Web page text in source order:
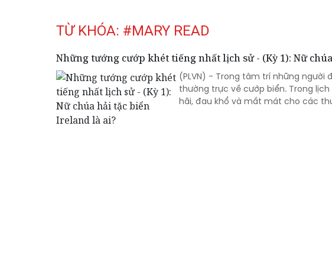
TỪ KHÓA: #MARY READ
Những tướng cướp khét tiếng nhất lịch sử - (Kỳ 1): Nữ
(PLVN) - Trong tâm trí những người
thường trực về cướp biển. Trong
hãi, đau khổ và mất mát cho các